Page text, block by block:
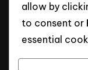
allow by
to consent or
essential